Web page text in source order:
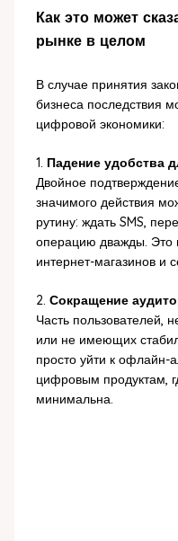
Как это может
рынке в целом
В случае принятия
бизнеса последствия
цифровой экономики:
1. Падение удобства
Двойное
значимого действия
рутину: ждать SMS,
операцию дважды. Это
интернет-магазинов и
2. Сокращение
Часть пользователей,
или не имеющих
просто уйти к офлайн-
цифровым продуктам,
минимальна.